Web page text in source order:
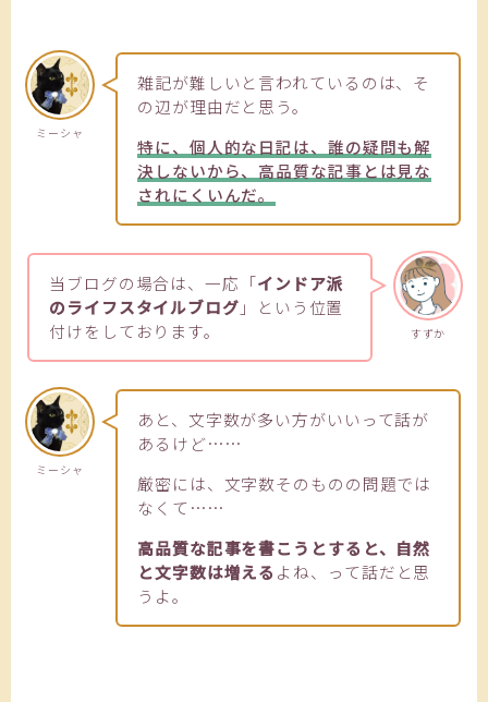
ミーシャ
雑記が難しいと言われているのは、そ
の辺が理由だと思う。
特に、個人的な日記は、誰の疑問も解
決しないから、高品質な記事とは見な
されにくいんだ。
すずか
当ブログの場合は、一応「インドア派
のライフスタイルブログ 」という位置
付けをしております。
ミーシャ
あと、文字数が多い方がいいって話が
あるけど……
厳密には、文字数そのものの問題では
なくて……
高品質な記事を書こうとすると、自然
と文字数は増える よね、って話だと思
うよ。